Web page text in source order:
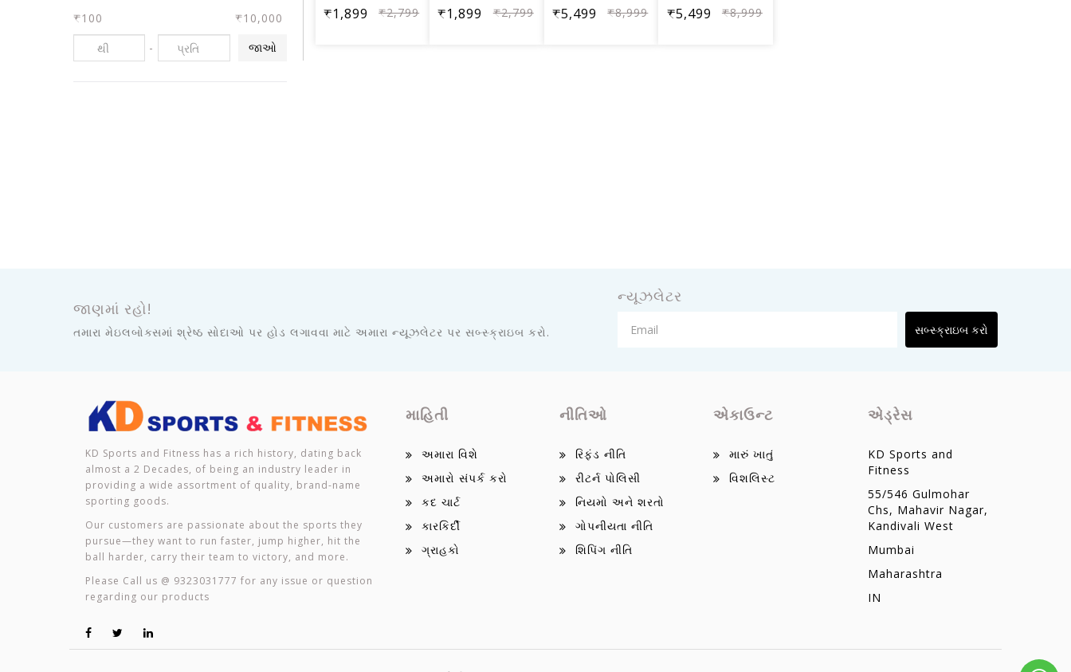
₹100
₹10,000
-
જાઓ
₹1,899 ₹2,799 ₹1,899 ₹2,799 ₹5,499 ₹8,999 ₹5,499 ₹8,999
જાણમાં રહો!
તમારા મેઇલબોક્સમાં શ્રેષ્ઠ સોદાઓ પર હોડ લગાવવા માટે અમારા ન્યૂઝલેટર પર સબ્સ્ક્રાઇબ કરો.
ન્યૂઝલેટર
સબ્સ્ક્રાઇબ કરો
KD Sports and Fitness has a rich history, dating back
almost a 2 Decades, of being an industry leader in
providing a wide assortment of quality, brand-name
sporting goods.
Our customers are passionate about the sports they
pursue—they want to run faster, jump higher, hit the
ball harder, carry their team to victory, and more.
Please Call us @ 9323031777 for any issue or question
regarding our products
માહિતી
અમારા વિશે
અમારો સંપર્ક કરો
કદ ચાર્ટ
કારકિર્દી
ગ્રાહકો
નીતિઓ
રિફંડ નીતિ
રીટર્ન પોલિસી
નિયમો અને શરતો
ગોપનીયતા નીતિ
શિપિંગ નીતિ
એકાઉન્ટ
મારું ખાતું
વિશલિસ્ટ
એડ્રેસ
KD Sports and
Fitness
55/546 Gulmohar
Chs, Mahavir Nagar,
Kandivali West
Mumbai
Maharashtra
IN